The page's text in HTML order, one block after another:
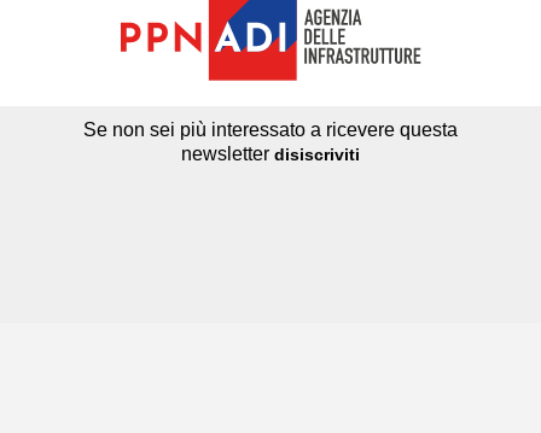
Se non sei più interessato a ricevere questa
newsletter disiscriviti